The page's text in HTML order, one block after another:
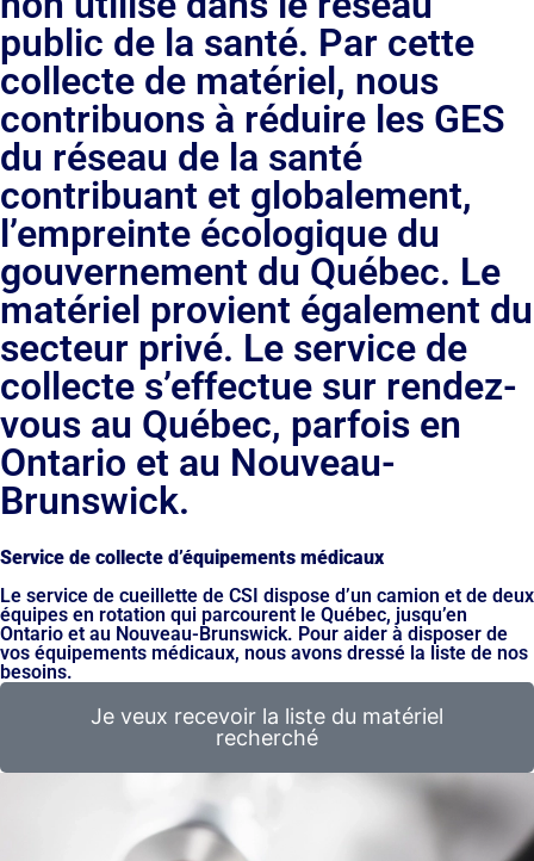
public de la santé. Par cette
collecte de matériel, nous
contribuons à réduire les GES
du réseau de la santé
contribuant et globalement,
l’empreinte écologique du
gouvernement du Québec. Le
matériel provient également du
secteur privé. Le service de
collecte s’effectue sur rendez-
vous au Québec, parfois en
Ontario et au Nouveau-
Brunswick.
Service de collecte d’équipements médicaux
Le service de cueillette de CSI dispose d’un camion et de deux
équipes en rotation qui parcourent le Québec, jusqu’en
Ontario et au Nouveau-Brunswick. Pour aider à disposer de
vos équipements médicaux, nous avons dressé la liste de nos
besoins.
Je veux recevoir la liste du matériel
recherché